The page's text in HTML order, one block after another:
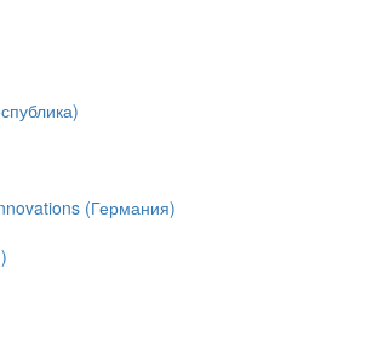
(Германия)